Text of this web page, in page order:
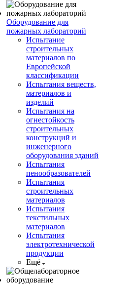
Оборудование для
пожарных лабораторий
Испытание
строительных
материалов по
Европейской
классификации
Испытания веществ,
материалов и
изделий
Испытания на
огнестойкость
строительных
конструкций и
инженерного
оборудования зданий
Испытания
пенообразователей
Испытания
строительных
материалов
Испытания
текстильных
материалов
Испытания
электротехнической
продукции
Ещё